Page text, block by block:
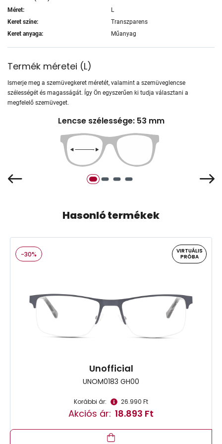
Méret:
L
Keret színe:
Transzparens
Keret anyaga:
Műanyag
Termék méretei (L)
Ismerje meg a szemüvegkeret méretét, valamint a szemüveglencse
szélességét és magasságát. Így Ön egyszerűen ki tudja választani a
megfelelő szemüveget.
Lencse szélessége: 53 mm
Hasonló termékek
-30%
VIRTUÁLIS
PRÓBA
Unofficial
UNOM0183 GH00
Korábbi ár: 26.990 Ft
Akciós ár: 18.893 Ft